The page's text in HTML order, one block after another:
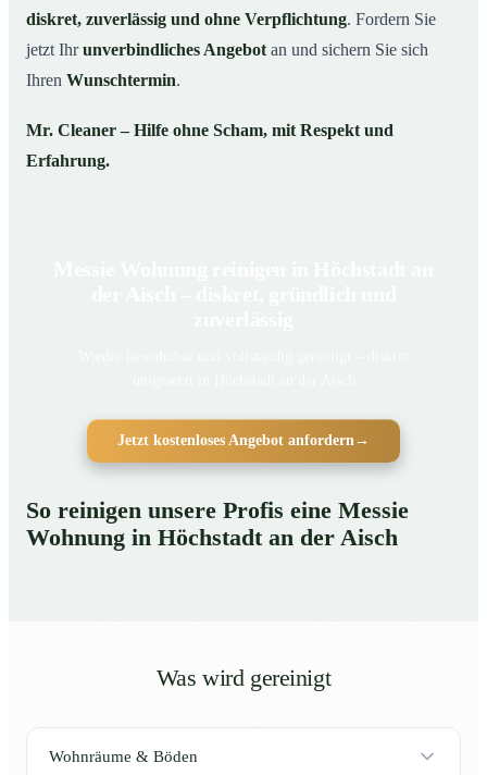
diskret, zuverlässig und ohne Verpflichtung. Fordern Sie
jetzt Ihrunverbindliches Angebotan und sichern Sie sich
Ihren Wunschtermin.
Mr. Cleaner – Hilfe ohne Scham, mit Respekt und
Erfahrung.
Jetzt kostenloses Angebot anfordern→
So reinigen unsere Profis eine Messie
Wohnung in Höchstadt an der Aisch
Was wird gereinigt
Wohnräume & Böden